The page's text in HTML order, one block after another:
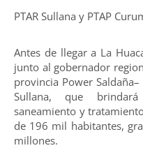
PTAR Sullana y PTAP
Antes de llegar a La
junto al gobernador
provincia Power
Sullana, que
saneamiento y
de 196 mil habitantes,
millones.